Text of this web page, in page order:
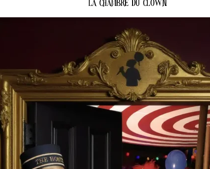
La Chambre Du Clown